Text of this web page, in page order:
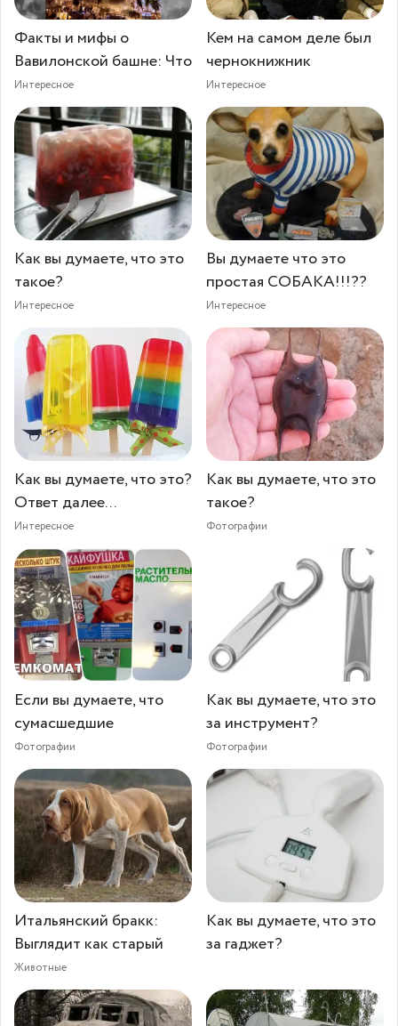
Факты и мифы о
Вавилонской башне: Что
Интересное
Кем на самом деле был
чернокнижник
Интересное
Как вы думаете, что это
такое?
Интересное
Вы думаете что это
простая СОБАКА!!!??
Интересное
Как вы думаете, что это?
Ответ далее...
Интересное
Как вы думаете, что это
такое?
Фотографии
Если вы думаете, что
сумасшедшие
Фотографии
Как вы думаете, что это
за инструмент?
Фотографии
Итальянский бракк:
Выглядит как старый
Животные
Как вы думаете, что это
за гаджет?